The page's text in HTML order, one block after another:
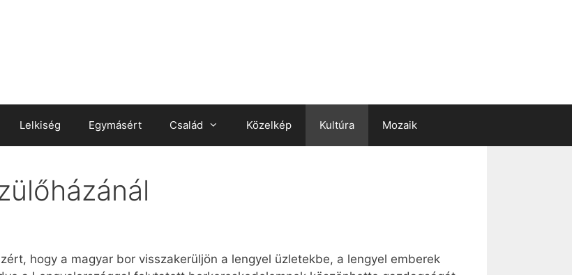
Lelkiség Egymásért Család Közelkép Kultúra Mozaik
hogy a magyar bor visszakerüljön a lengyel üzletekbe, a lengyel emberek